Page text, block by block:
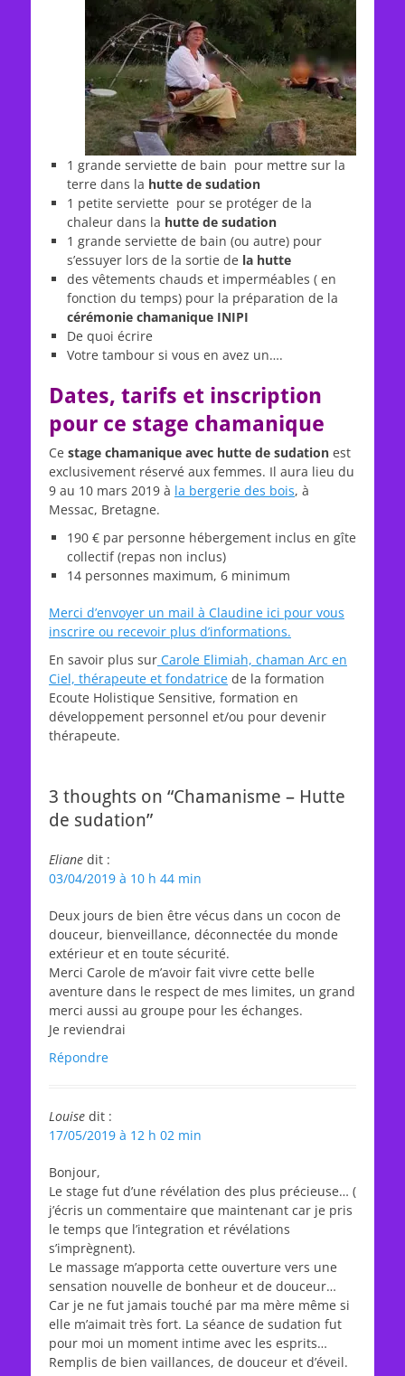
1 grande serviette de bain pour mettre sur la
terre dans la hutte de sudation
1 petite serviette pour se protéger de la
chaleur dans la hutte de sudation
1 grande serviette de bain (ou autre) pour
s’essuyer lors de la sortie de la hutte
des vêtements chauds et imperméables ( en
fonction du temps) pour la préparation de la
cérémonie chamanique INIPI
De quoi écrire
Votre tambour si vous en avez un….
Dates, tarifs et inscription
pour ce stage chamanique
Ce stage chamanique avec hutte de sudation est
exclusivement réservé aux femmes. Il aura lieu du
9 au 10 mars 2019 à la bergerie des bois, à
Messac, Bretagne.
190 € par personne hébergement inclus en gîte
collectif (repas non inclus)
14 personnes maximum, 6 minimum
Merci d’envoyer un mail à Claudine ici pour vous
inscrire ou recevoir plus d’informations.
En savoir plus sur Carole Elimiah, chaman Arc en
Ciel, thérapeute et fondatrice de la formation
Ecoute Holistique Sensitive, formation en
développement personnel et/ou pour devenir
thérapeute.
3 thoughts on “Chamanisme – Hutte
de sudation”
Eliane dit :
03/04/2019 à 10 h 44 min
Deux jours de bien être vécus dans un cocon de
douceur, bienveillance, déconnectée du monde
extérieur et en toute sécurité.
Merci Carole de m’avoir fait vivre cette belle
aventure dans le respect de mes limites, un grand
merci aussi au groupe pour les échanges.
Je reviendrai
Répondre
Louise dit :
17/05/2019 à 12 h 02 min
Bonjour,
Le stage fut d’une révélation des plus précieuse… (
j’écris un commentaire que maintenant car je pris
le temps que l’integration et révélations
s’imprègnent).
Le massage m’apporta cette ouverture vers une
sensation nouvelle de bonheur et de douceur…
Car je ne fut jamais touché par ma mère même si
elle m’aimait très fort. La séance de sudation fut
pour moi un moment intime avec les esprits…
Remplis de bien vaillances, de douceur et d’éveil.